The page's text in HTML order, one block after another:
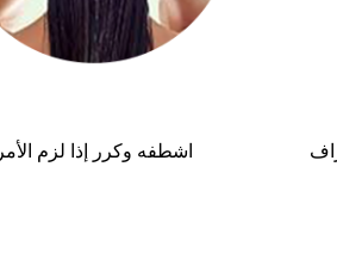
اشطفه وكرر إذا لزم الأمر